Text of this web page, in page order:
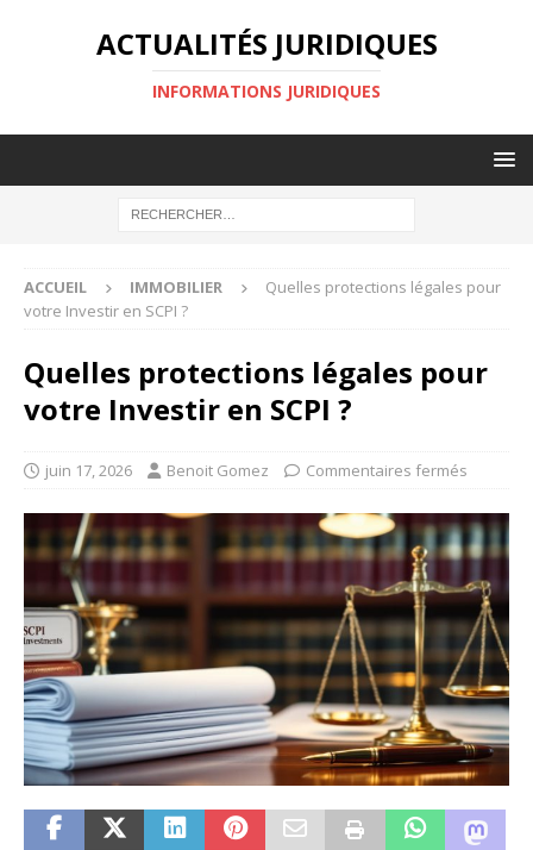
ACTUALITÉS JURIDIQUES
INFORMATIONS JURIDIQUES
ACCUEIL IMMOBILIER
Quelles protections légales pour
votre Investir en SCPI ?
Quelles protections légales pour
votre Investir en SCPI ?
juin 17, 2026 Benoit Gomez Commentaires fermés